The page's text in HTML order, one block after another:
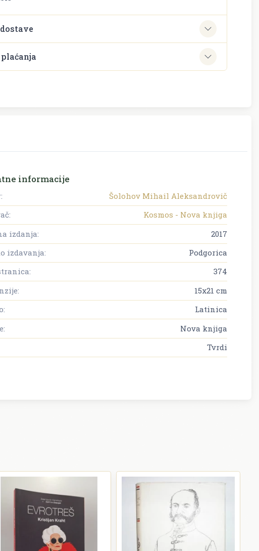
informacije
Šolohov Mihail Aleksandrovič
Kosmos - Nova knjiga
izdanja:
2017
izdavanja:
Podgorica
374
15x21 cm
Latinica
Nova knjiga
Tvrdi